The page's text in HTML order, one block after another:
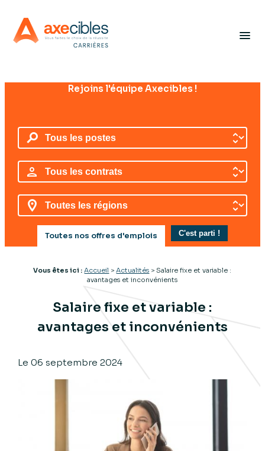
menu
Rejoins l'équipe Axecibles !
Toutes nos offres d'emplois
Vous êtes ici : Accueil >Actualités > Salaire fixe et variable :
avantages et inconvénients
Salaire fixe et variable :
avantages et inconvénients
Le 06 septembre 2024